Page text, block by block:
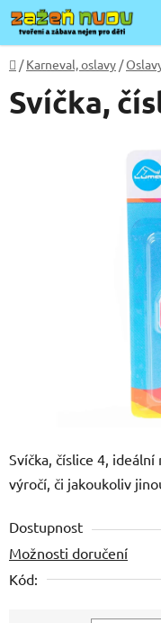
Přejít
na
obsah
Domů
/ Karneval, oslavy /
Svíčka, číslice 4,
výročí, či jakoukoliv
Dostupnost
Možnosti doručení
Kód:
Svíčka,